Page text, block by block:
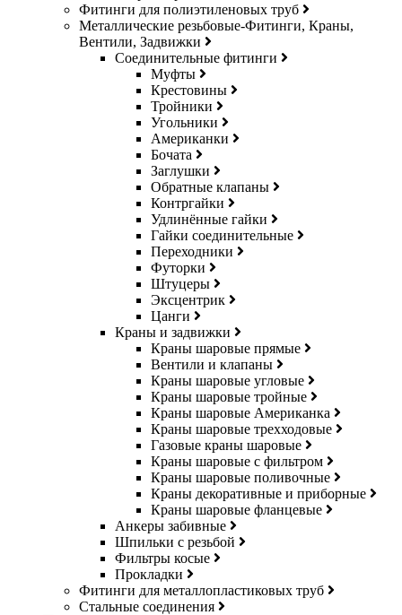
Фитинги для полиэтиленовых труб
Металлические резьбовые-Фитинги, Краны,
Вентили, Задвижки
Соединительные фитинги
Муфты
Крестовины
Тройники
Угольники
Американки
Бочата
Заглушки
Обратные клапаны
Контргайки
Удлинённые гайки
Гайки соединительные
Переходники
Футорки
Штуцеры
Эксцентрик
Цанги
Краны и задвижки
Краны шаровые прямые
Вентили и клапаны
Краны шаровые угловые
Краны шаровые тройные
Краны шаровые Американка
Краны шаровые трехходовые
Газовые краны шаровые
Краны шаровые с фильтром
Краны шаровые поливочные
Краны декоративные и приборные
Краны шаровые фланцевые
Анкеры забивные
Шпильки с резьбой
Фильтры косые
Прокладки
Фитинги для металлопластиковых труб
Стальные соединения